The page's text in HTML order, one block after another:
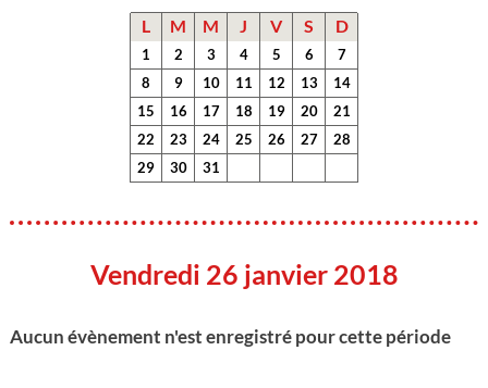
L M M J V S D
1 2 3 4 5 6
7
8
9 10 11 12 13
14
15
16 17 18 19 20
21
22
23 24 25 26 27
28
29
30 31
Vendredi 26 janvier 2018
Aucun évènement n'est enregistré pour cette période